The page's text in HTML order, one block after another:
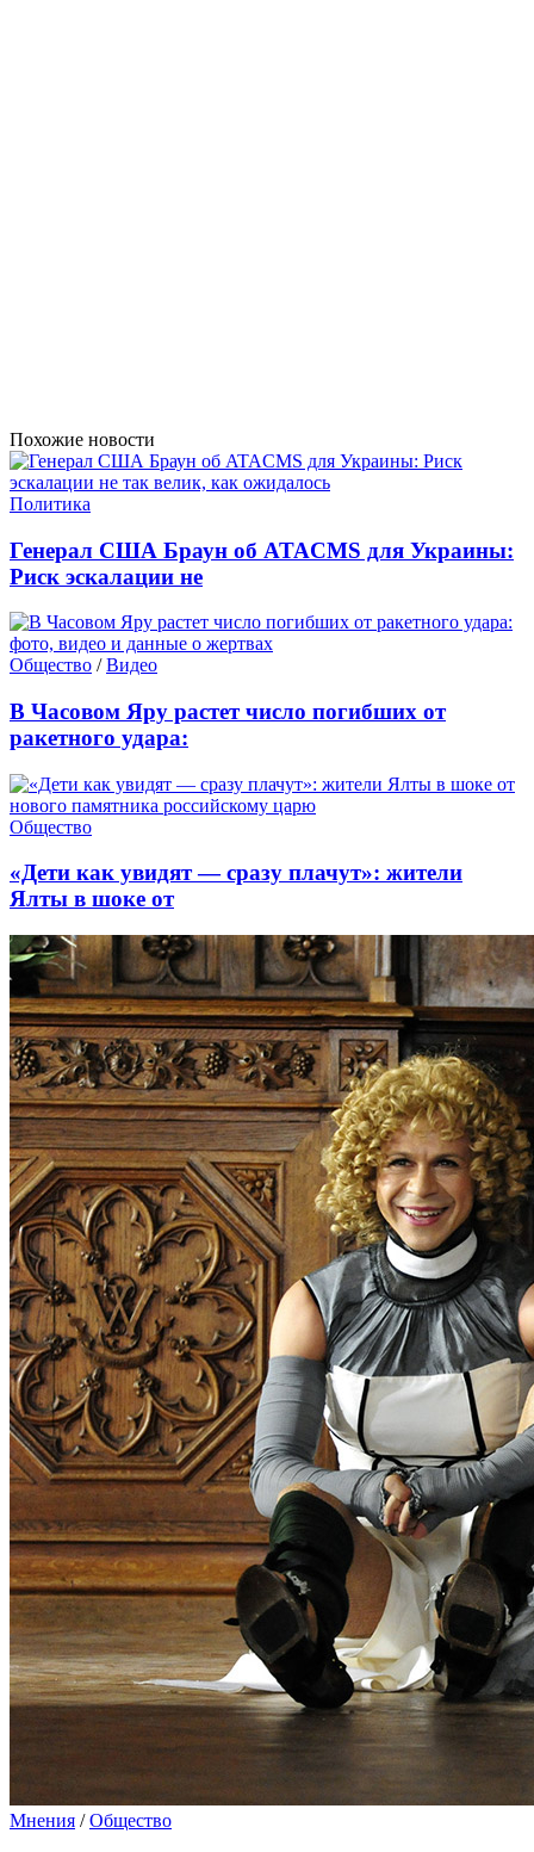
Похожие новости
Политика
Генерал США Браун об ATACMS для Украины:
Риск эскалации не
Общество /Видео
В Часовом Яру растет число погибших от
ракетного удара:
Общество
«Дети как увидят — сразу плачут»: жители
Ялты в шоке от
Мнения /Общество